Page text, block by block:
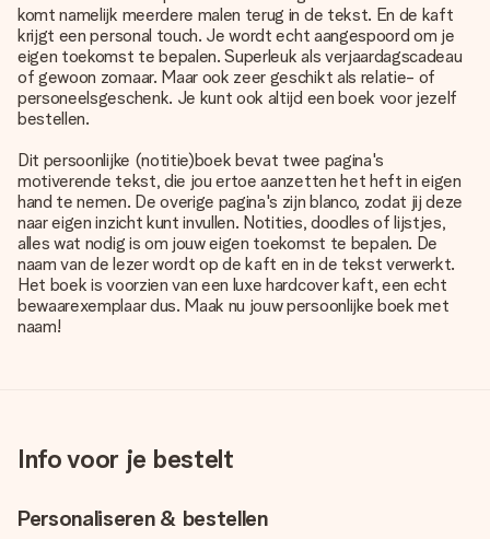
komt namelijk meerdere malen terug in de tekst. En de kaft
krijgt een personal touch. Je wordt echt aangespoord om je
eigen toekomst te bepalen. Superleuk als verjaardagscadeau
of gewoon zomaar. Maar ook zeer geschikt als relatie- of
personeelsgeschenk. Je kunt ook altijd een boek voor jezelf
bestellen.
Dit persoonlijke (notitie)boek bevat twee pagina's
motiverende tekst, die jou ertoe aanzetten het heft in eigen
hand te nemen. De overige pagina's zijn blanco, zodat jij deze
naar eigen inzicht kunt invullen. Notities, doodles of lijstjes,
alles wat nodig is om jouw eigen toekomst te bepalen. De
naam van de lezer wordt op de kaft en in de tekst verwerkt.
Het boek is voorzien van een luxe hardcover kaft, een echt
bewaarexemplaar dus. Maak nu jouw persoonlijke boek met
naam!
Info voor je bestelt
Personaliseren & bestellen